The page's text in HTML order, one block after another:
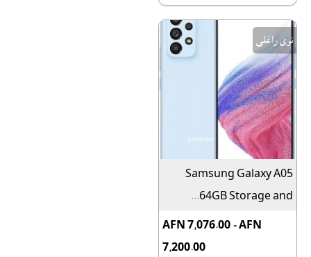
نوى راغلى
Samsung Galaxy A05
64GB Storage and...
AFN 7,076.00 - AFN
7,200.00